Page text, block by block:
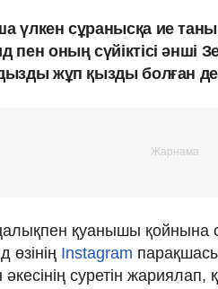
үлкен сұранысқа ие
пен оның сүйіктісі әнші
жұп қызды болған
қуанышы қойнына
Instagram
әкесінің суретін